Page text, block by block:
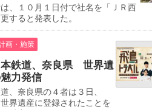
、１０月１日付で社名を「ＪＲ西
すると発表した。
画・施策
本鉄道、奈良県 世界遺
力発信
、奈良県の４者は３日、
界遺産に登録されたことを